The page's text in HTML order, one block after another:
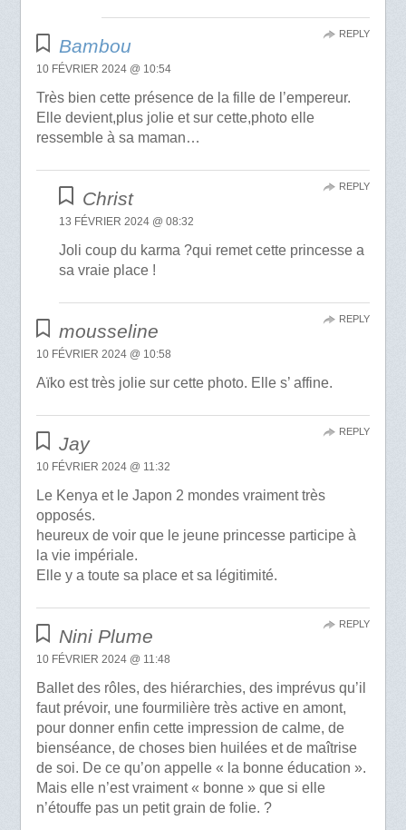
Bambou
10 FÉVRIER 2024 @ 10:54
Très bien cette présence de la fille de l’empereur.
Elle devient,plus jolie et sur cette,photo elle
ressemble à sa maman…
REPLY
Christ
13 FÉVRIER 2024 @ 08:32
Joli coup du karma ?qui remet cette princesse a
sa vraie place !
REPLY
mousseline
10 FÉVRIER 2024 @ 10:58
Aïko est très jolie sur cette photo. Elle s’ affine.
REPLY
Jay
10 FÉVRIER 2024 @ 11:32
Le Kenya et le Japon 2 mondes vraiment très
opposés.
heureux de voir que le jeune princesse participe à
la vie impériale.
Elle y a toute sa place et sa légitimité.
REPLY
Nini Plume
10 FÉVRIER 2024 @ 11:48
Ballet des rôles, des hiérarchies, des imprévus qu’il
faut prévoir, une fourmilière très active en amont,
pour donner enfin cette impression de calme, de
bienséance, de choses bien huilées et de maîtrise
de soi. De ce qu’on appelle « la bonne éducation ».
Mais elle n’est vraiment « bonne » que si elle
n’étouffe pas un petit grain de folie. ?
REPLY